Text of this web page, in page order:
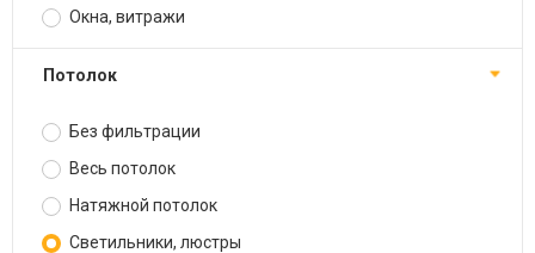
Окна, витражи
Потолок
Без фильтрации
Весь потолок
Натяжной потолок
Светильники, люстры